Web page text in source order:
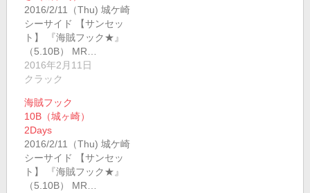
2016/2/11（Thu) 城ケ崎
シーサイド 【サンセッ
ト】 『海賊フック★』
（5.10B） MR…
2016年2月11日
クラック
海賊フック
10B（城ヶ崎）
2Days
2016/2/11（Thu) 城ケ崎
シーサイド 【サンセッ
ト】 『海賊フック★』
（5.10B） MR…